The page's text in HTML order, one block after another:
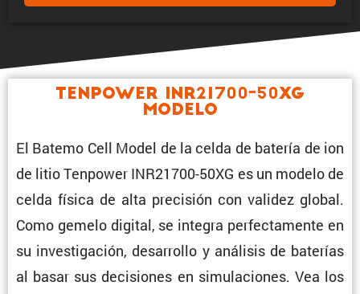
Tenpower INR21700-50XG
Modelo
El Batemo Cell Model de la celda de batería de ion
de litio Tenpower INR21700-50XG es un modelo de
celda física de alta preci­sión con validez global.
Como gemelo digital, se integra perfec­ta­mente en
su inves­ti­ga­ción, desarrollo y análisis de baterías
al basar sus decisiones en simula­ciones. Vea los